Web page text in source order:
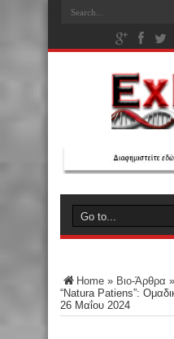
Home » Βιο-Άρθρα »
“Natura Patiens”:
26 Μαΐου 2024